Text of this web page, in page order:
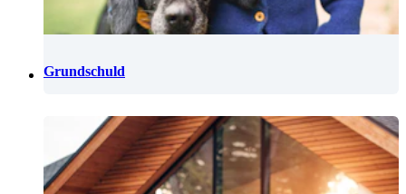
Grundschuld